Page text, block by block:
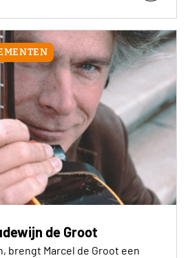
de Groot
brengt Marcel de Groot een